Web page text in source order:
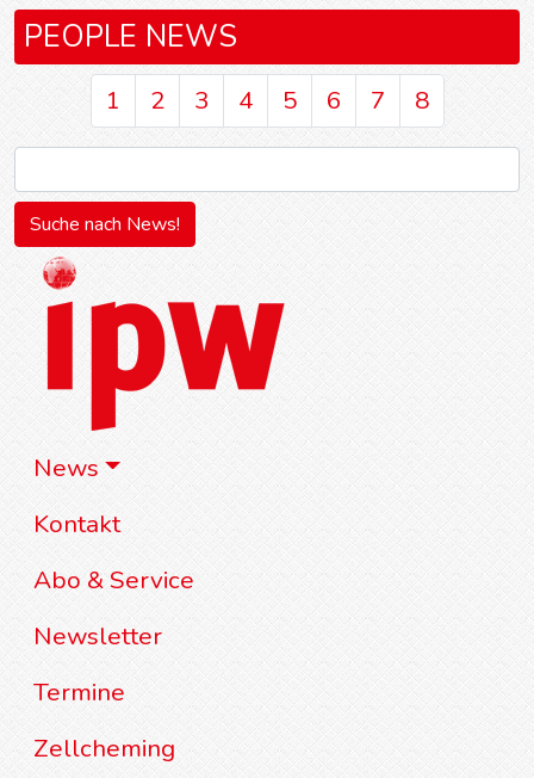
News
Kontakt
Abo & Service
Newsletter
Termine
Zellcheming
PEOPLE NEWS
1 2 3 4 5 6 7 8